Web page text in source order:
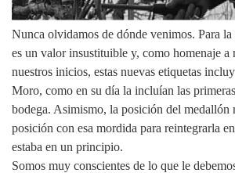
Nunca olvidamos de dónde venimos. Para
es un valor insustituible y, como homenaje a
nuestros inicios, estas nuevas etiquetas
Moro, como en su día la incluían las
bodega. Asimismo, la posición del medallón
posición con esa mordida para reintegrarla
estaba en un principio.
Somos muy conscientes de lo que le